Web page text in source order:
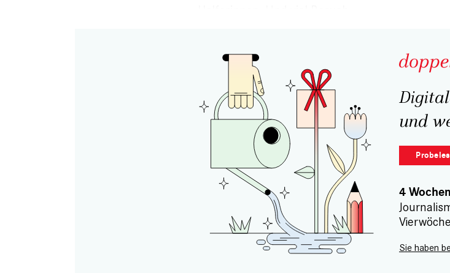
und
4
Sie haben